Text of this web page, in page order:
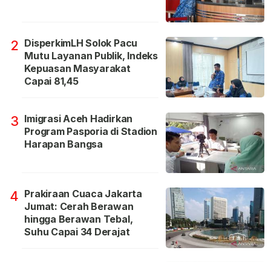
2 DisperkimLH Solok Pacu
Mutu Layanan Publik, Indeks
Kepuasan Masyarakat
Capai 81,45
3 Imigrasi Aceh Hadirkan
Program Pasporia di Stadion
Harapan Bangsa
4 Prakiraan Cuaca Jakarta
Jumat: Cerah Berawan
hingga Berawan Tebal,
Suhu Capai 34 Derajat